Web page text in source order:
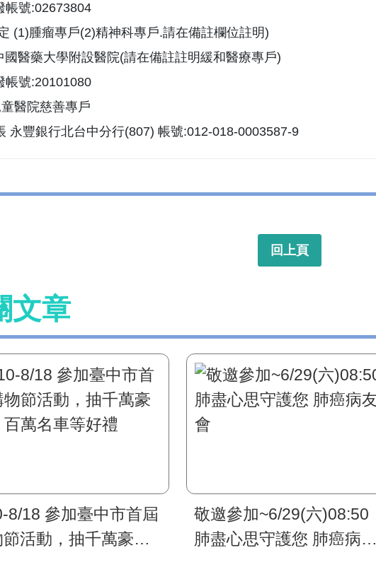
帳號:02673804
(1)腫瘤專戶(2)精神科專戶.請在備註欄位註明)
國醫藥大學附設醫院(請在備註註明緩和醫療專戶)
帳號:20101080
醫院慈善專戶
永豐銀行北台中分行(807) 帳號:012-018-0003587-9
回上頁
文章
8/18 參加臺中市首屆
活動，抽千萬豪
敬邀參加~6/29(六)08:50
肺盡心思守護您 肺癌病友